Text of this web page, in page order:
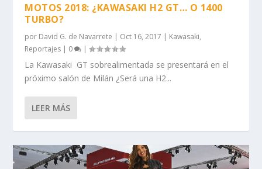
MOTOS 2018: ¿KAWASAKI H2 GT… O 1400
TURBO?
por David G. de Navarrete | Oct 16, 2017 | Kawasaki,
Reportajes | 0 |
La Kawasaki GT sobrealimentada se presentará en el
próximo salón de Milán ¿Será una H2...
LEER MÁS